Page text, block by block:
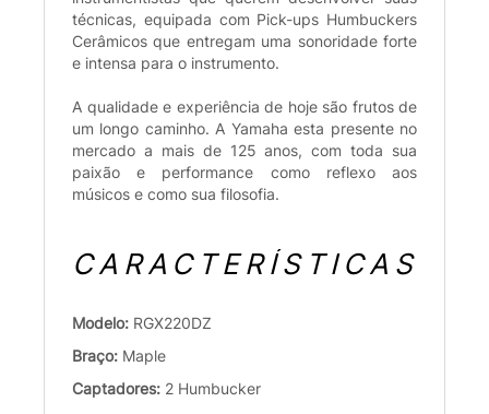
técnicas, equipada com Pick-ups Humbuckers
Cerâmicos que entregam uma sonoridade forte
e intensa para o instrumento.
A qualidade e experiência de hoje são frutos de
um longo caminho. A Yamaha esta presente no
mercado a mais de 125 anos, com toda sua
paixão e performance como reflexo aos
músicos e como sua filosofia.
CARACTERÍSTICAS
Modelo: RGX220DZ
Braço: Maple
Captadores: 2 Humbucker